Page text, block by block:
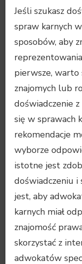
Jeśli szukasz
spraw karnych
sposobów, aby
pierwsze, warto
znajomych lub
doświadczenie
się w sprawach
rekomendacje
wyborze
istotne jest
doświadczeniu i
jest, aby
karnych miał
znajomość
skorzystać z
adwokatów